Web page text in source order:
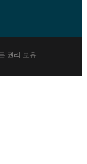
권리 보유